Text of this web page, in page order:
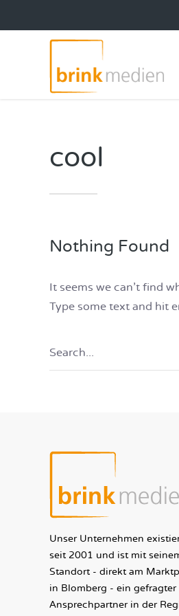
cool
Nothing Found
It seems we can’t find
Type some text and hit
Unser Unternehmen
seit 2001 und ist mit
Standort - direkt am
in Blomberg - ein gefragter
Ansprechpartner in der